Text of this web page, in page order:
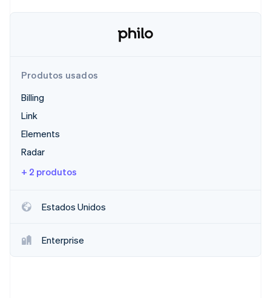
Veja como a Stripe está construindo a infraestrutura
Ecossistema
Stripe App Marketplace
Produtos usados
Billing
Link
Elements
Radar
+ 2 produtos
Estados Unidos
Enterprise